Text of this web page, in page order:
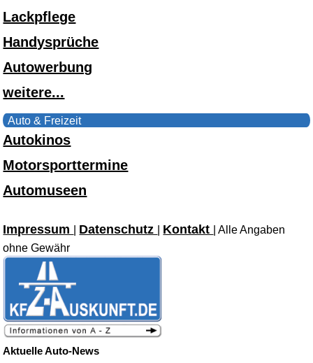
Lackpflege
Handysprüche
Autowerbung
weitere...
Auto & Freizeit
Autokinos
Motorsporttermine
Automuseen
Impressum Datenschutz Kontakt
| Alle Angaben
ohne Gewähr
Aktuelle Auto-News